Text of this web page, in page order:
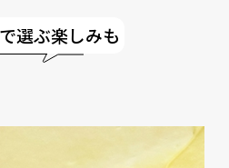
選ぶ楽しみも